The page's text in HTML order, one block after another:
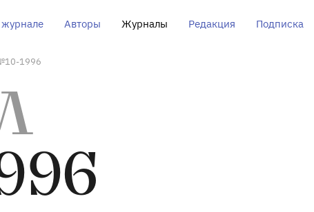
Авторы Журналы Редакция Подписка
1996